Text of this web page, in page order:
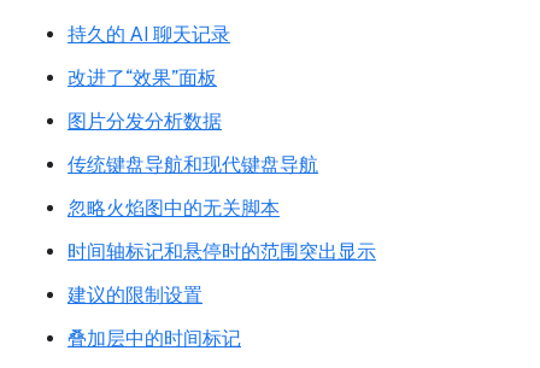
持久的 AI 聊天记录
改进了“效果”面板
图片分发分析数据
传统键盘导航和现代键盘导航
忽略火焰图中的无关脚本
时间轴标记和悬停时的范围突出显示
建议的限制设置
叠加层中的时间标记